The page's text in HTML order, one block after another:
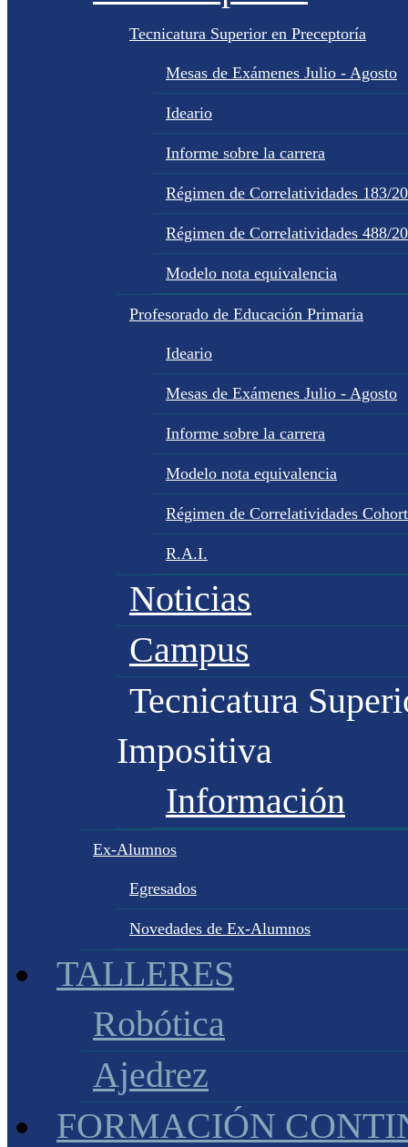
Tecnicatura Superior en Preceptoría
Mesas de Exámenes Julio - Agosto
Ideario
Informe sobre la carrera
Régimen de Correlatividades 183/
Régimen de Correlatividades 488/
Modelo nota equivalencia
Profesorado de Educación Primaria
Ideario
Mesas de Exámenes Julio - Agosto
Informe sobre la carrera
Modelo nota equivalencia
Régimen de Correlatividades
R.A.I.
Noticias
Campus
Tecnicatura
Impositiva
Información
Ex-Alumnos
Egresados
Novedades de Ex-Alumnos
TALLERES
Robótica
Ajedrez
FORMACIÓN